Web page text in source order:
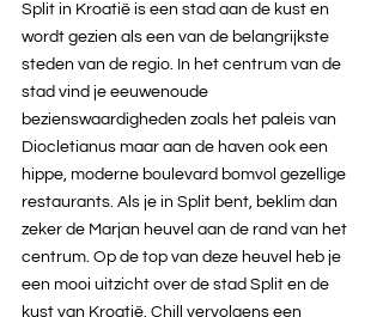
Split in Kroatië is een stad aan de kust en
wordt gezien als een van de belangrijkste
steden van de regio. In het centrum van de
stad vind je eeuwenoude
bezienswaardigheden zoals het paleis van
Diocletianus maar aan de haven ook een
hippe, moderne boulevard bomvol gezellige
restaurants. Als je in Split bent, beklim dan
zeker de Marjan heuvel aan de rand van het
centrum. Op de top van deze heuvel heb je
een mooi uitzicht over de stad Split en de
kust van Kroatië. Chill vervolgens een